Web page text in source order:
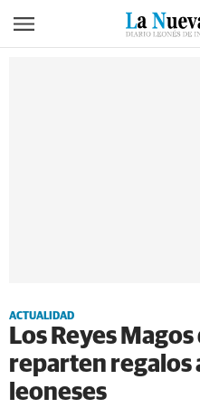
ACTUALIDAD
Los Reyes
reparten regalos
leoneses